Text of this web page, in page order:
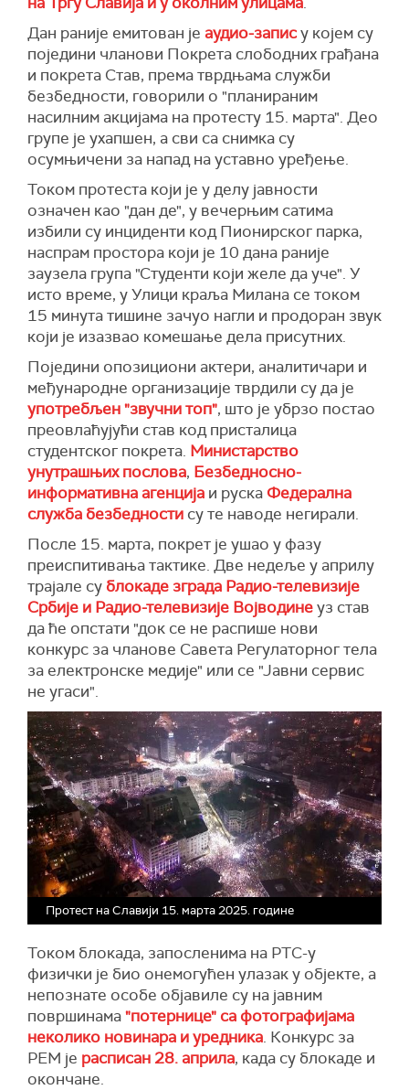
Дан раније емитован је аудио-запису којем су
поједини чланови Покрета слободних грађана
и покрета Став, према тврдњама служби
безбедности, говорили о "планираним
насилним акцијама на протесту 15. марта". Део
групе је ухапшен, а сви са снимка су
осумњичени за напад на уставно уређење.
Током протеста који је у делу јавности
означен као "дан де", у вечерњим сатима
избили су инциденти код Пионирског парка,
наспрам простора који је 10 дана раније
заузела група "Студенти који желе да уче". У
исто време, у Улици краља Милана се током
15 минута тишине зачуо нагли и продоран звук
који је изазвао комешање дела присутних.
Поједини опозициони актери, аналитичари и
међународне организације тврдили су да је
употребљен "звучни топ", што је убрзо постао
преовлаћујући став код присталица
студентског покрета. Министарство
унутрашњих послова, Безбедносно-
информативна агенција и руска Федерална
служба безбедности су те наводе негирали.
После 15. марта, покрет је ушао у фазу
преиспитивања тактике. Две недеље у априлу
трајале су блокаде зграда Радио-телевизије
Србије и Радио-телевизије Војводинеуз став
да ће опстати "док се не распише нови
конкурс за чланове Савета Регулаторног тела
за електронске медије" или се "Јавни сервис
не угаси".
Протест на Славији 15. марта 2025. године
Током блокада, запосленима на РТС-у
физички је био онемогућен улазак у објекте, а
непознате особе објавиле су на јавним
површинама"потернице" са фотографијама
неколико новинара и уредника. Конкурс за
РЕМ је расписан 28. априла, када су блокаде и
окончане.